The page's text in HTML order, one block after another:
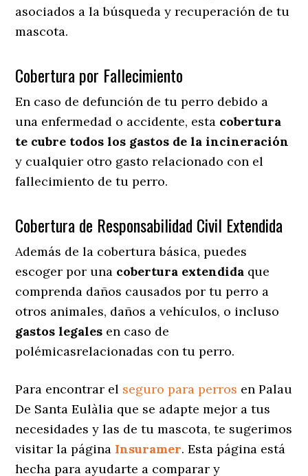
asociados a la búsqueda y recuperación de tu
mascota.
Cobertura por Fallecimiento
En caso de defunción de tu perro debido a
una enfermedad o accidente, esta cobertura
te cubre todos los gastos de la incineración
y cualquier otro gasto relacionado con el
fallecimiento de tu perro.
Cobertura de Responsabilidad Civil Extendida
Además de la cobertura básica, puedes
escoger por una cobertura extendida que
comprenda daños causados por tu perro a
otros animales, daños a vehículos, o incluso
gastos legales en caso de
polémicasrelacionadas con tu perro.
Para encontrar el seguro para perros en Palau
De Santa Eulàlia que se adapte mejor a tus
necesidades y las de tu mascota, te sugerimos
visitar la página Insuramer. Esta página está
hecha para ayudarte a comparar y